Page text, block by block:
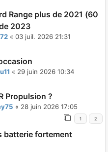
Range plus de 2021 (60
2023
« 03 juil. 2026 21:31
« 29 juin 2026 10:34
Propulsion ?
« 28 juin 2026 17:05
1 2
batterie fortement